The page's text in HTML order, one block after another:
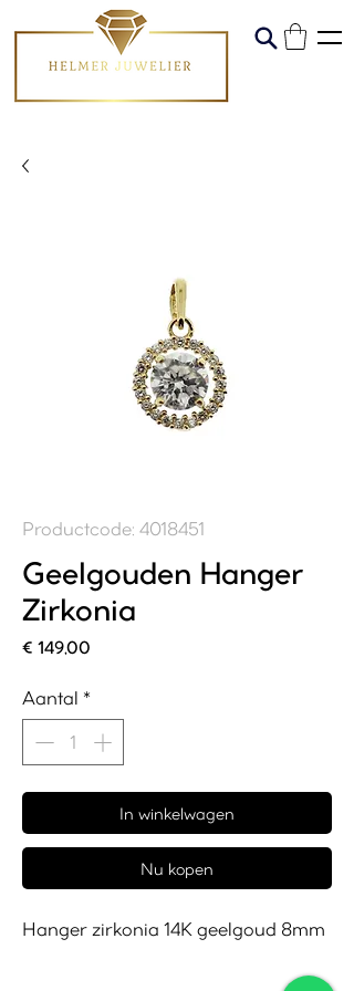
Productcode: 4018451
Geelgouden Hanger
Zirkonia
€ 149,00
Aantal *
In winkelwagen
Nu kopen
Hanger zirkonia 14K geelgoud 8mm